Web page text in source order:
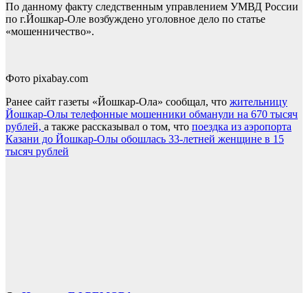
По данному факту следственным управлением УМВД России
по г.Йошкар-Оле возбуждено уголовное дело по статье
«мошенничество».
Фото pixabay.com
Ранее сайт газеты «Йошкар-Ола» сообщал, что жительницу
Йошкар-Олы телефонные мошенники обманули на 670 тысяч
рублей, а также рассказывал о том, что поездка из аэропорта
Казани до Йошкар-Олы обошлась 33-летней женщине в 15
тысяч рублей